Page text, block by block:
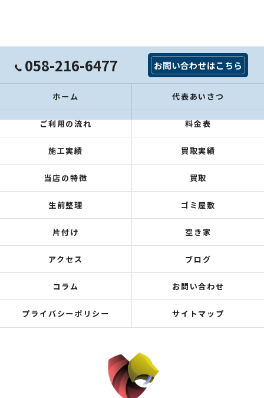
058-216-6477 お問い合わせはこちら
ホーム 代表あいさつ
ご利用の流れ 料金表
施工実績 買取実績
当店の特徴 買取
生前整理 ゴミ屋敷
片付け 空き家
アクセス ブログ
コラム お問い合わせ
プライバシーポリシー サイトマップ